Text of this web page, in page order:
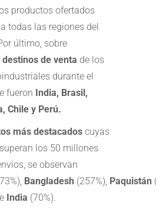
productos ofertados
todas las regiones del
último, sobre
de venta de los
durante el
fueron India, Brasil,
Chile y Perú.
más destacados cuyas
los 50 millones
se observan
Bangladesh (257%), Paquistán
India (70%).